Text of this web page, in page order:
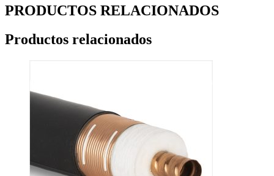
PRODUCTOS RELACIONADOS
Productos relacionados